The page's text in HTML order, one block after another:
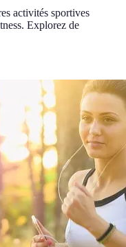
activités sportives
Explorez de